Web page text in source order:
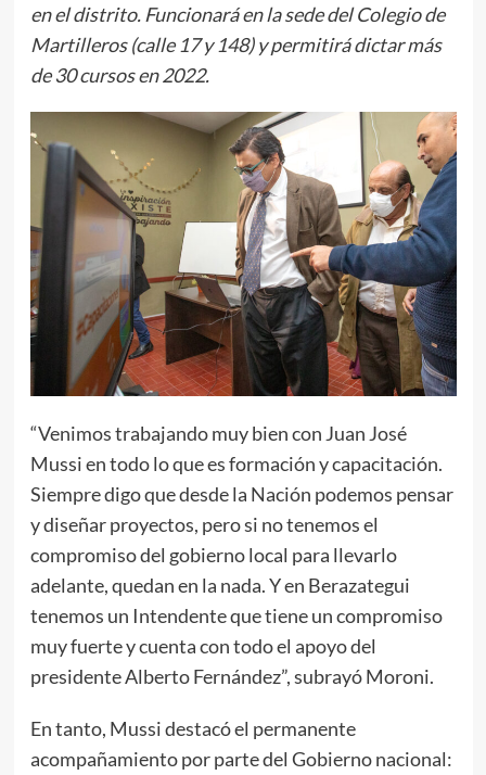
en el distrito. Funcionará en la sede del Colegio de
Martilleros (calle 17 y 148) y permitirá dictar más
de 30 cursos en 2022.
“Venimos trabajando muy bien con Juan José
Mussi en todo lo que es formación y capacitación.
Siempre digo que desde la Nación podemos pensar
y diseñar proyectos, pero si no tenemos el
compromiso del gobierno local para llevarlo
adelante, quedan en la nada. Y en Berazategui
tenemos un Intendente que tiene un compromiso
muy fuerte y cuenta con todo el apoyo del
presidente Alberto Fernández”, subrayó Moroni.
En tanto, Mussi destacó el permanente
acompañamiento por parte del Gobierno nacional: